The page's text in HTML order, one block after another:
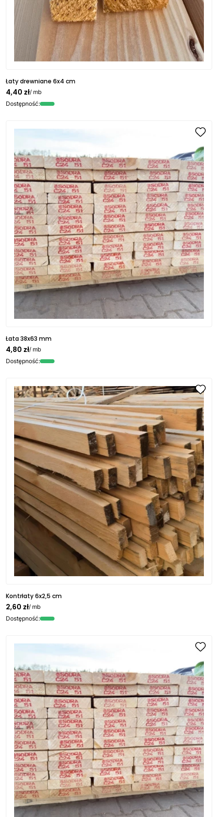
Łaty drewniane 6x4 cm
4,40 zł/ mb
Dostępność:
Łata 38x63 mm
4,80 zł/ mb
Dostępność:
Kontrłaty 6x2,5 cm
2,60 zł/ mb
Dostępność: